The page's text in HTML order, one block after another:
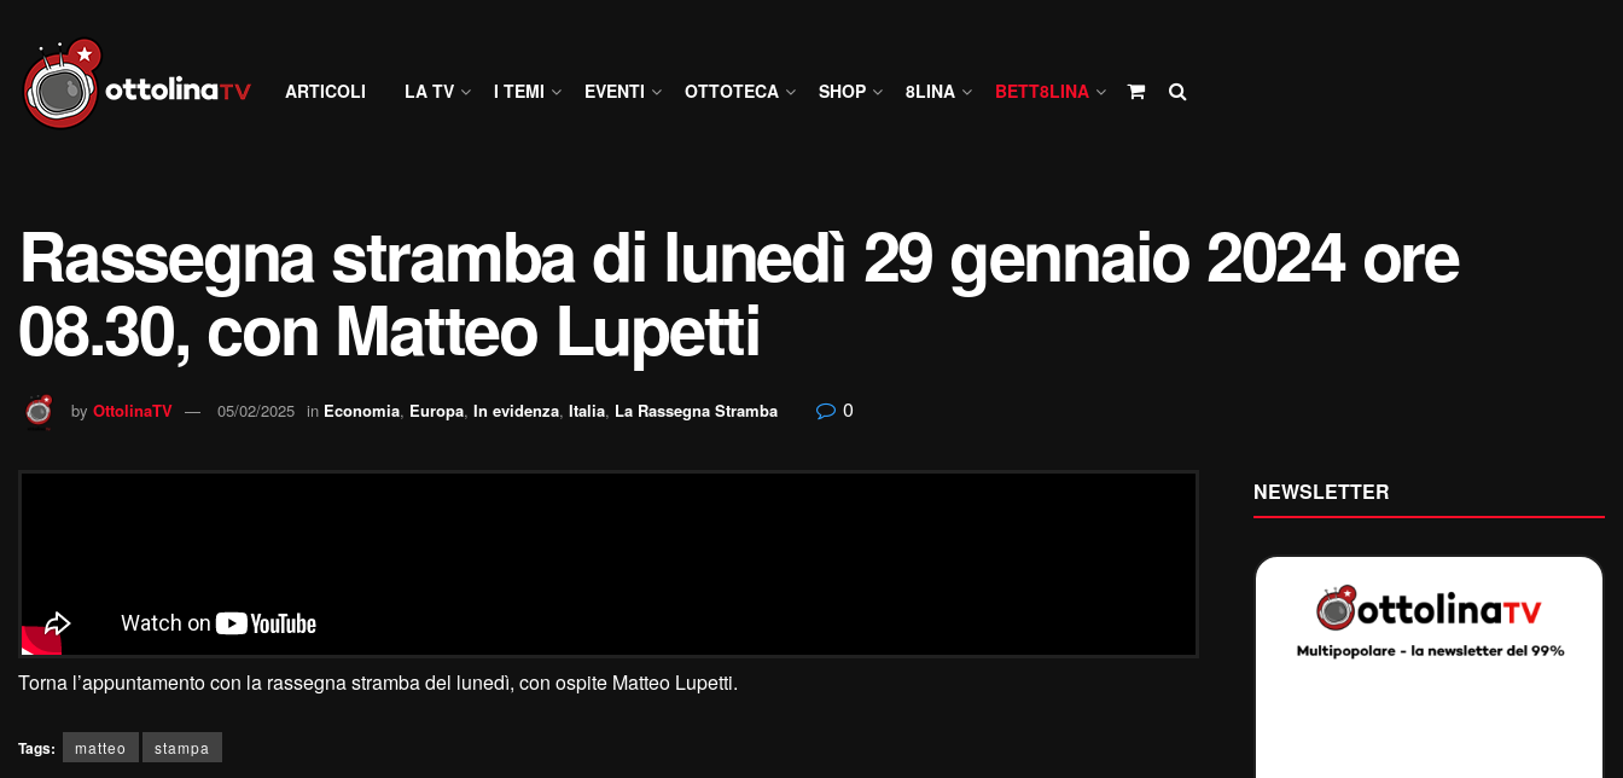
ARTICOLI LA TV I TEMI EVENTI OTTOTECA SHOP 8LINA BETT8LINA
Rassegna stramba di lunedì 29 gennaio 2024 ore
08.30, con Matteo Lupetti
by OttolinaTV 05/02/2025 in Economia, Europa, In evidenza, Italia, La Rassegna Stramba 0
Torna l’appuntamento con la rassegna stramba del lunedì, con ospite Matteo Lupetti.
Tags: matteo stampa
NEWSLETTER